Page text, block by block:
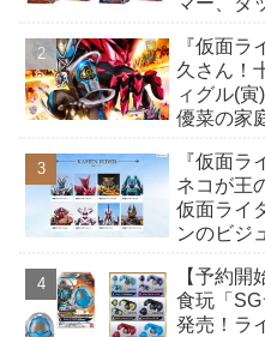
も！
『仮面
久さん！
ィグル(寅
優菜の家
んも変身！
『仮面ラ
ネコが王
仮面ライ
ンのビジ
【予約開
食玩「
発売！ラ